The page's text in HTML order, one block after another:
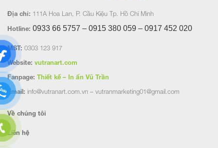
Địa chỉ: 111A Hoa Lan, P. Cầu Kiệu Tp. Hồ Chí Minh
Hotline: 0933 66 5757 – 0915 380 059 – 0917 452 020
MST: 0303 123 917
Website: vutranart.com
Fanpage: Thiết kế – In ấn Vũ Trần
Email: info@vutranart.com.vn – vutranmarketing01@gmail.com
Về chúng tôi
Liên hệ